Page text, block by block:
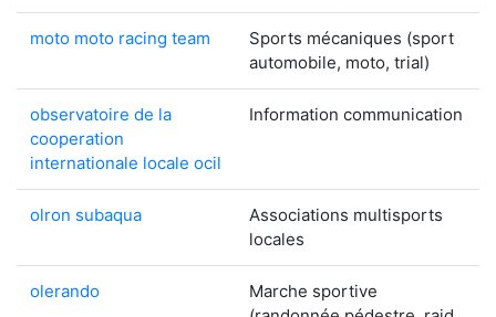
moto moto racing team
Sports mécaniques (sport
automobile, moto, trial)
observatoire de la
cooperation
internationale locale ocil
Information communication
olron subaqua
Associations multisports
locales
olerando
Marche sportive